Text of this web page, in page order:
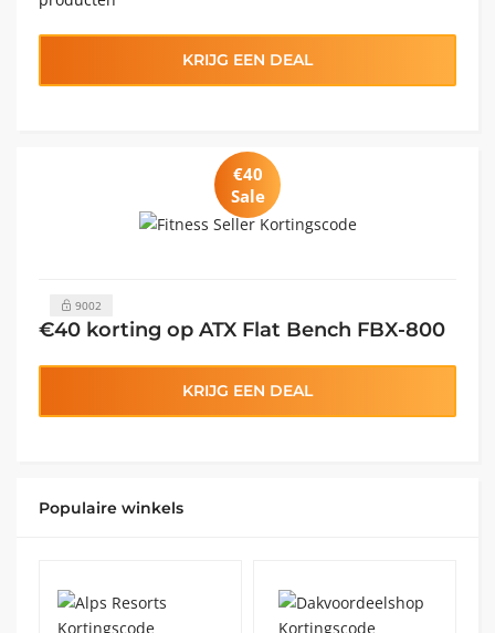
KRIJG EEN DEAL
€40
Sale
9002
€40 korting op ATX Flat Bench FBX-800
KRIJG EEN DEAL
Populaire winkels